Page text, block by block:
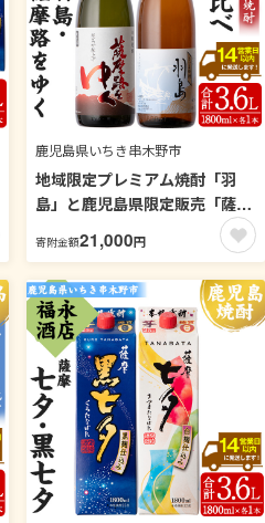
鹿児島県いちき串木野市
地域限定プレミアム焼酎「羽
島」と鹿児島県限定販売「薩摩
路をゆく」コラボセット！(各1
本・1800ml) 芋焼酎 荒濾過 お
湯割り 水割り ロック 1.8L 一升
瓶 常温 常温発送【福永酒店】
【00-043-08】
寄附金額21,000円